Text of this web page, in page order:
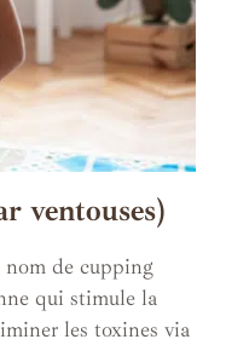
ventouses)
nom de cupping
qui stimule la
les toxines via